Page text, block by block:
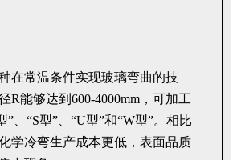
在常温条件实现玻璃弯曲的技
R能够达到600-4000mm，可加工
”、“S型”、“U型”和“W型”。相比
学冷弯生产成本更低，表面品质